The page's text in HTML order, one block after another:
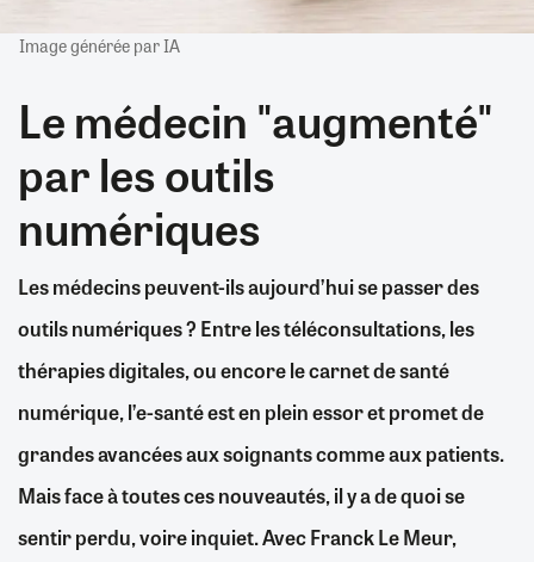
Image générée par IA
Le médecin "augmenté"
par les outils
numériques
Les médecins peuvent-ils aujourd’hui se passer des
outils numériques ? Entre les téléconsultations, les
thérapies digitales, ou encore le carnet de santé
numérique, l’e-santé est en plein essor et promet de
grandes avancées aux soignants comme aux patients.
Mais face à toutes ces nouveautés, il y a de quoi se
sentir perdu, voire inquiet. Avec Franck Le Meur,